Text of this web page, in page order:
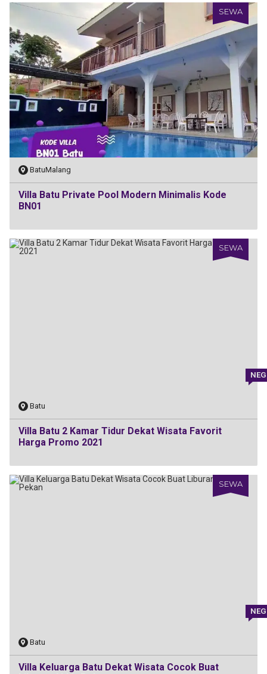
SEWA
BatuMalang
Villa Batu Private Pool Modern Minimalis Kode
BN01
SEWA
Batu
Villa Batu 2 Kamar Tidur Dekat Wisata Favorit
Harga Promo 2021
SEWA
Batu
Villa Keluarga Batu Dekat Wisata Cocok Buat